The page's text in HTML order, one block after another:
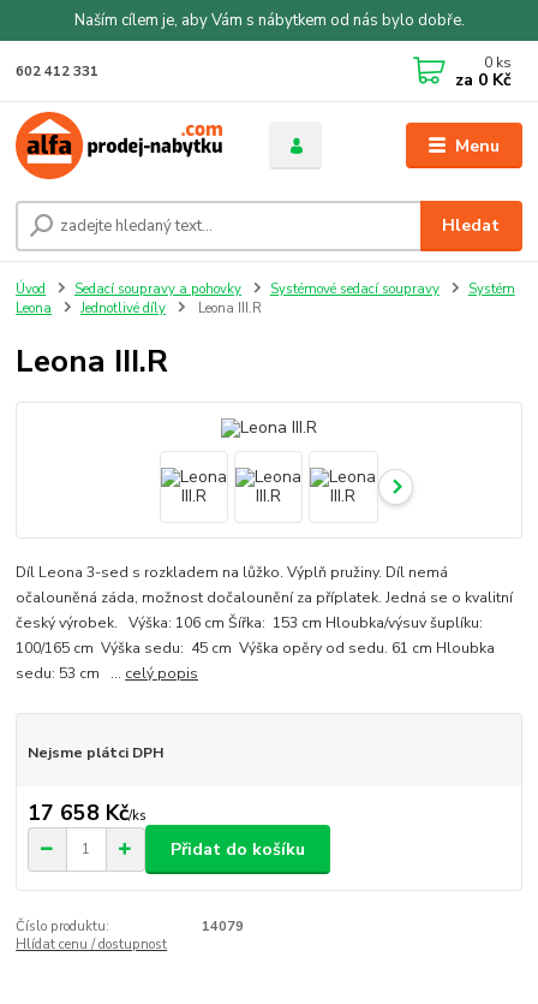
Naším cílem je, aby Vám s nábytkem od nás bylo dobře.
Menu
Hledat
602 412 331 0 ks
za 0 Kč
Úvod Sedací soupravy a pohovky Systémové sedací soupravy
Systém
Leona
Jednotlivé díly Leona III.R
Leona III.R
Díl Leona 3-sed s rozkladem na lůžko. Výplň pružiny. Díl nemá
očalouněná záda, možnost dočalounění za příplatek. Jedná se o kvalitní
český výrobek. Výška: 106 cm Šířka: 153 cm Hloubka/výsuv šuplíku:
100/165 cm Výška sedu: 45 cm Výška opěry od sedu. 61 cm Hloubka
sedu: 53 cm ... celý popis
Nejsme plátci DPH
17 658 Kč/ks
Přidat do košíku
Číslo produktu:
14079
Hlídat cenu / dostupnost